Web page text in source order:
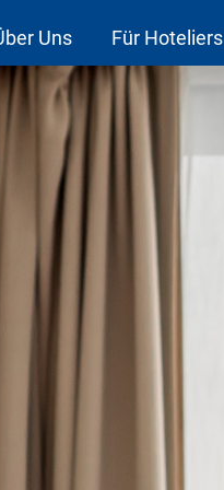
Uns Für Hoteliers